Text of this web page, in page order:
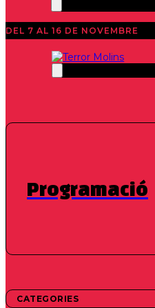
DEL 7 AL 16 DE NOVEMBRE
Programació
CATEGORIES
Notícies